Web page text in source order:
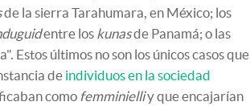
de la sierra Tarahumara, en México; los
entre los kunasde Panamá; o las
Estos últimos no son los únicos casos que
de individuos en la sociedad
como femminielliy que encajarían